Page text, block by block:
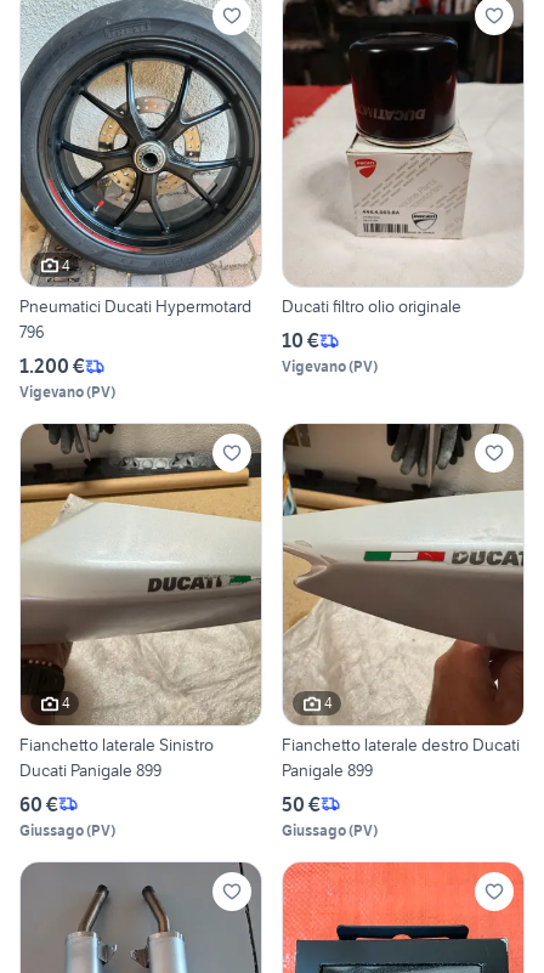
4
Pneumatici Ducati Hypermotard
796
1.200 €
Vigevano(PV)
Ducati filtro olio originale
10 €
Vigevano(PV)
4
Fianchetto laterale Sinistro
Ducati Panigale 899
60 €
Giussago(PV)
4
Fianchetto laterale destro Ducati
Panigale 899
50 €
Giussago(PV)